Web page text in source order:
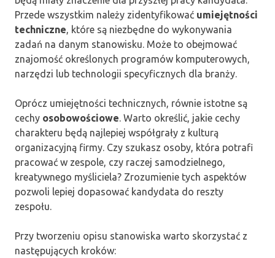
Przede wszystkim należy zidentyfikować umiejętności
techniczne, które są niezbędne do wykonywania
zadań na danym stanowisku. Może to obejmować
znajomość określonych programów komputerowych,
narzędzi lub technologii specyficznych dla branży.
Oprócz umiejętności technicznych, równie istotne są
cechy osobowościowe. Warto określić, jakie cechy
charakteru będą najlepiej współgrały z kulturą
organizacyjną firmy. Czy szukasz osoby, która potrafi
pracować w zespole, czy raczej samodzielnego,
kreatywnego myśliciela? Zrozumienie tych aspektów
pozwoli lepiej dopasować kandydata do reszty
zespołu.
Przy tworzeniu opisu stanowiska warto skorzystać z
następujących kroków: